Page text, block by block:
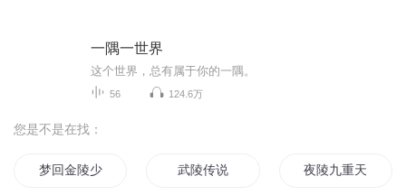
一隅一世界
这个世界，总有属于你的一隅。
56 124.6万
您是不是在找：
梦回金陵少年 武陵传说 夜陵九重天